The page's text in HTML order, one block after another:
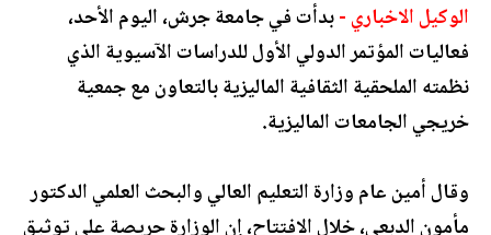
الوكيل الاخباري -بدأت في جامعة جرش، اليوم الأحد،
فعاليات المؤتمر الدولي الأول للدراسات الآسيوية الذي
نظمته الملحقية الثقافية الماليزية بالتعاون مع جمعية
خريجي الجامعات الماليزية.
وقال أمين عام وزارة التعليم العالي والبحث العلمي الدكتور